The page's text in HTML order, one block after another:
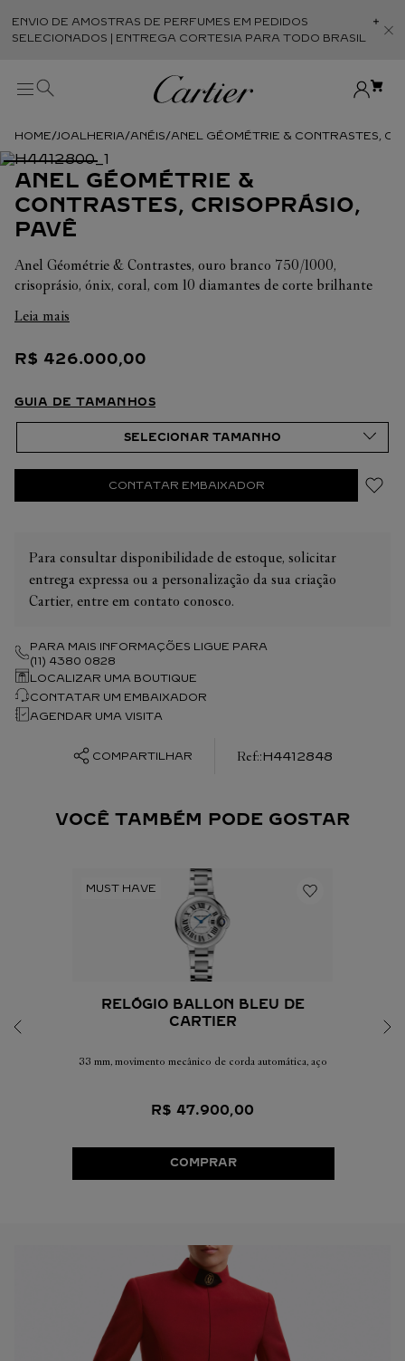
ENVIO DE AMOSTRAS DE PERFUMES EM PEDIDOS
SELECIONADOS | ENTREGA CORTESIA PARA TODO BRASIL
JOALHERIA ANÉIS ANEL GÉOMÉTRIE & CONTRASTES,
ANEL GÉOMÉTRIE &
CONTRASTES, CRISOPRÁSIO,
PAVÊ
Anel Géométrie & Contrastes, ouro branco 750/1000,
crisoprásio, ónix, coral, com 10 diamantes de corte brilhante
Leia mais
R$ 426.000,00
GUIA DE TAMANHOS
CONTATAR EMBAIXADOR
Para consultar disponibilidade de estoque, solicitar
entrega expressa ou a personalização da sua criação
Cartier, entre em contato conosco.
PARA MAIS INFORMAÇÕES LIGUE PARA
(11) 4380 0828
LOCALIZAR UMA BOUTIQUE
CONTATAR UM EMBAIXADOR
AGENDAR UMA VISITA
COMPARTILHAR :H4412848
VOCÊ TAMBÉM PODE GOSTAR
RELÓGIO BALLON BLEU DE
CARTIER
33 mm, movimento mecânico de corda automática, aço
R$ 47.900,00
COMPRAR